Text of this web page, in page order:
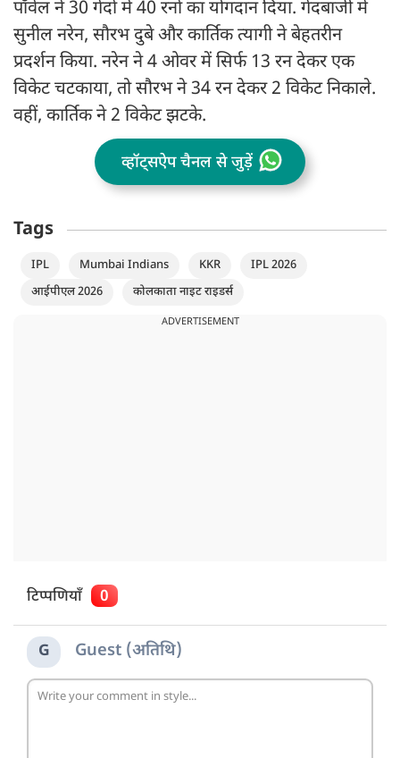
पॉवेल ने 30 गेंदों में 40 रनों का योगदान दिया. गेंदबाजी में
सुनील नरेन, सौरभ दुबे और कार्तिक त्यागी ने बेहतरीन
प्रदर्शन किया. नरेन ने 4 ओवर में सिर्फ 13 रन देकर एक
विकेट चटकाया, तो सौरभ ने 34 रन देकर 2 विकेट निकाले.
वहीं, कार्तिक ने 2 विकेट झटके.
व्हॉट्सऐप चैनल से जुड़ें
Tags
IPL Mumbai Indians KKR
IPL 2026
आईपीएल 2026
कोलकाता नाइट राइडर्स
ADVERTISEMENT
टिप्पणियाँ 0
G Guest (अतिथि)